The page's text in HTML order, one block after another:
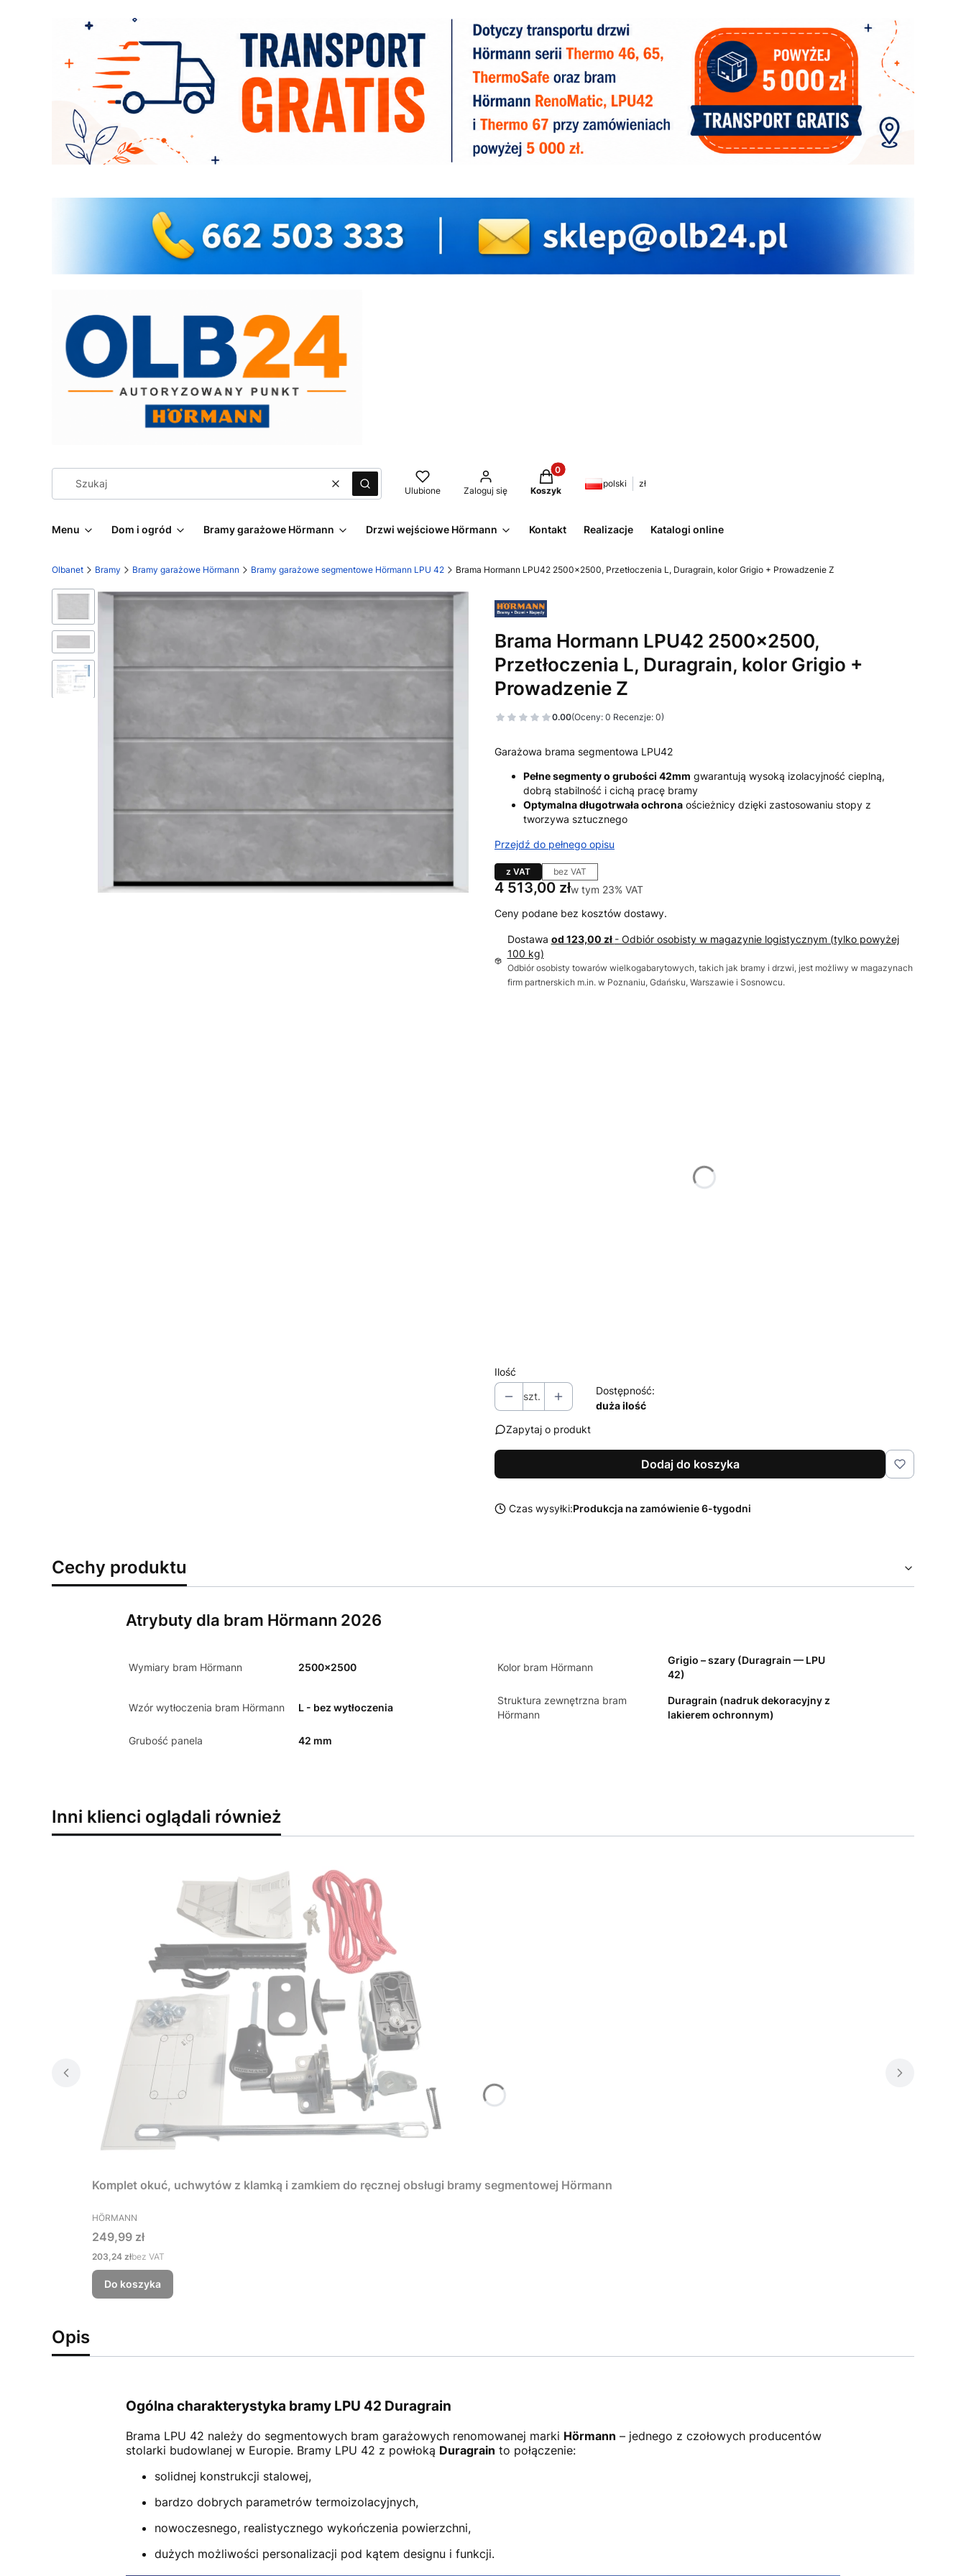
WyczyśćSzukaj Ulubione Zaloguj się
Produkty w koszyku: 0. Zobacz szczegóły
Koszyk
polski zł
Menu Dom i ogród Bramy garażowe Hörmann Drzwi wejściowe Hörmann Kontakt Realizacje Katalogi online
Olbanet Bramy Bramy garażowe Hörmann Bramy garażowe segmentowe Hörmann LPU 42 Brama Hormann LPU42 2500x2500, Przetłoczenia L, Duragrain, kolor Grigio + Prowadzenie Z
Brama Hormann LPU42 2500x2500,
Przetłoczenia L, Duragrain, kolor Grigio +
Prowadzenie Z
0.00(Oceny: 0 Recenzje: 0)
Garażowa brama segmentowa LPU42
Pełne segmenty o grubości 42mm gwarantują wysoką izolacyjność cieplną,
dobrą stabilność i cichą pracę bramy
Optymalna długotrwała ochrona ościeżnicy dzięki zastosowaniu stopy z
tworzywa sztucznego
Przejdź do pełnego opisu
z VAT bez VAT
Cena
4 513,00 złw tym 23% VAT
w tym 23% VAT
Ceny podane bez kosztów dostawy.
Dostawa od 123,00 zł - Odbiór osobisty w magazynie logistycznym (tylko powyżej
100 kg)
Odbiór osobisty towarów wielkogabarytowych, takich jak bramy i drzwi, jest możliwy w magazynach
firm partnerskich m.in. w Poznaniu, Gdańsku, Warszawie i Sosnowcu.
Ilość
szt.
Dostępność:
duża ilość
Zapytaj o produkt
Dodaj do koszyka
Czas wysyłki:Produkcja na zamówienie 6-tygodni
Cechy produktu
Atrybuty dla bram Hörmann 2026
Wymiary bram Hörmann 2500x2500 Kolor bram Hörmann
Grigio – szary (Duragrain — LPU
42)
Wzór wytłoczenia bram Hörmann L - bez wytłoczenia
Struktura zewnętrzna bram
Hörmann
Duragrain (nadruk dekoracyjny z
lakierem ochronnym)
Grubość panela 42 mm
Inni klienci oglądali również
Komplet okuć, uchwytów z klamką i zamkiem do ręcznej obsługi bramy segmentowej Hörmann
PRODUCENT
HÖRMANN
Cena
249,99 zł
Cena
203,24 złbez VAT
Do koszyka
Opis
Ogólna charakterystyka bramy LPU 42 Duragrain
Brama LPU 42 należy do segmentowych bram garażowych renomowanej marki Hörmann – jednego z czołowych producentów
stolarki budowlanej w Europie. Bramy LPU 42 z powłoką Duragrain to połączenie:
solidnej konstrukcji stalowej,
bardzo dobrych parametrów termoizolacyjnych,
nowoczesnego, realistycznego wykończenia powierzchni,
dużych możliwości personalizacji pod kątem designu i funkcji.